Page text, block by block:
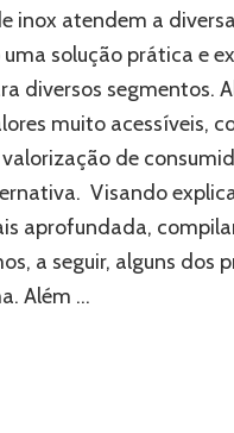
inox atendem a
solução prática e
diversos segmentos.
muito acessíveis,
de
Visando
aprofundada,
a seguir, alguns dos
Além …